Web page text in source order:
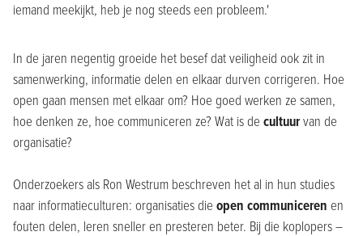
iemand meekijkt, heb je nog steeds een probleem.'
In de jaren negentig groeide het besef dat veiligheid ook zit in
samenwerking, informatie delen en elkaar durven corrigeren. Hoe
open gaan mensen met elkaar om? Hoe goed werken ze samen,
hoe denken ze, hoe communiceren ze? Wat is de cultuurvan de
organisatie?
Onderzoekers als Ron Westrum beschreven het al in hun studies
naar informatieculturen: organisaties die open communiceren en
fouten delen, leren sneller en presteren beter. Bij die koplopers –